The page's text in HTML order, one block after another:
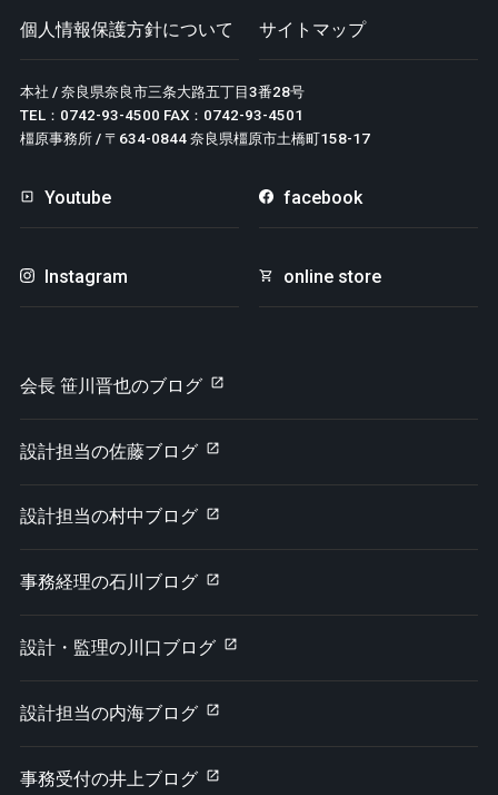
個人情報保護方針について サイトマップ
本社 / 奈良県奈良市三条大路五丁目3番28号
TEL：0742-93-4500 FAX：0742-93-4501
橿原事務所 / 〒634-0844 奈良県橿原市土橋町158-17
Youtube facebook
Instagram online store
会長 笹川晋也のブログ
設計担当の佐藤ブログ
設計担当の村中ブログ
事務経理の石川ブログ
設計・監理の川口ブログ
設計担当の内海ブログ
事務受付の井上ブログ